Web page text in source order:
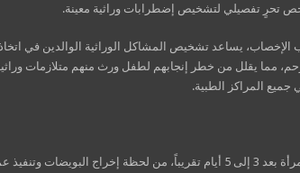
تحرٍ تفصيلي لتشخيص إضطرابات وراثية معينة.
الإخصاب، يساعد تشخيص المشاكل الوراثية الوالدين في
مما يقلل من خطر إنجابهم لطفل ورث منهم متلازمات
جميع المراكز الطبية.
يتم إرجاع الأجنة إلى رحم المرأة بعد 3 إلى 5 أيام تقريباً، من لحظة إخراج